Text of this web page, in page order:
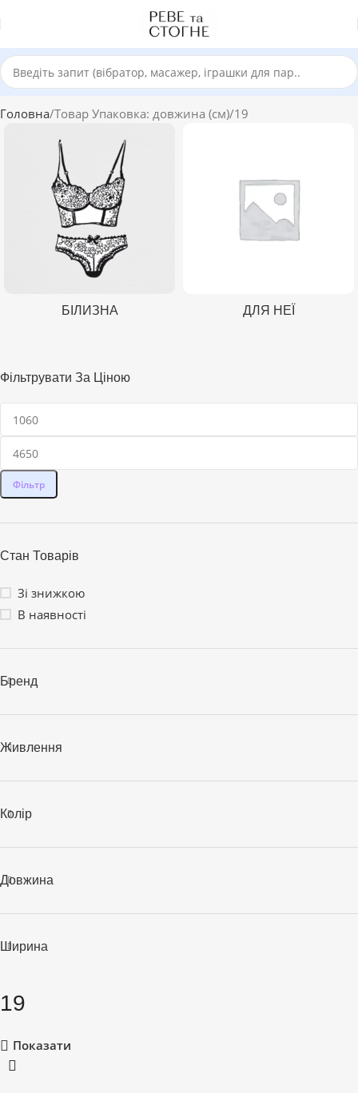
Головна Товар Упаковка: довжина (см) 19
БІЛИЗНА ДЛЯ НЕЇ
Фільтрувати За Ціною
Фільтр
Стан Товарів
Зі знижкою
В наявності
Бренд
Живлення
Колір
Довжина
Ширина
19
Показати